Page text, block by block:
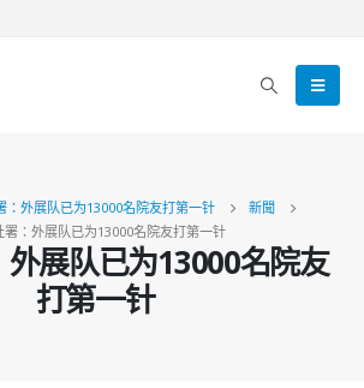
：外展队已为13000名院友打第一针
新聞
署：外展队已为13000名院友打第一针
展队已为13000名院友
打第一针